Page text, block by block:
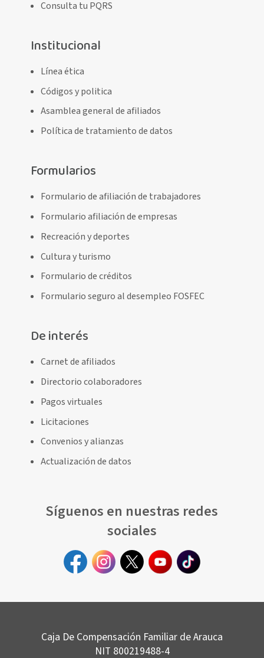
Consulta tu PQRS
Institucional
Línea ética
Códigos y politica
Asamblea general de afiliados
Política de tratamiento de datos
Formularios
Formulario de afiliación de trabajadores
Formulario afiliación de empresas
Recreación y deportes
Cultura y turismo
Formulario de créditos
Formulario seguro al desempleo FOSFEC
De interés
Carnet de afiliados
Directorio colaboradores
Pagos virtuales
Licitaciones
Convenios y alianzas
Actualización de datos
Síguenos en nuestras redes
sociales
Caja De Compensación Familiar de Arauca
NIT 800219488-4